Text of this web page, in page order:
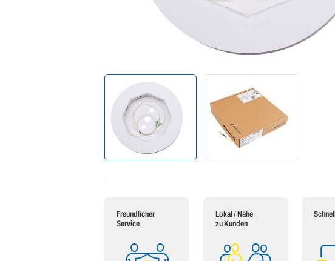
Freundlicher
Service
Lokal / Nähe
zu Kunden